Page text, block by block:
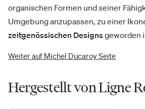
organischen Formen und seiner
Umgebung anzupassen, zu einer
zeitgenössischen Designsgeworden
Weiter auf Michel Ducaroy Seite
Hergestellt von Ligne